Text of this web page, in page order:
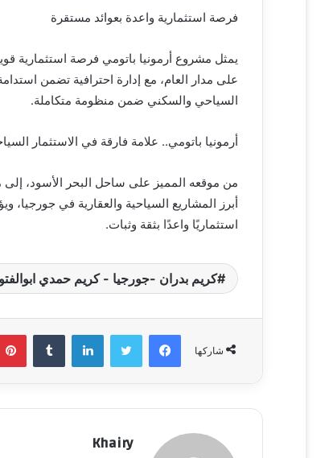
فرصة استثمارية واعدة بعوائد مستقرة
يمثل مشروع أرمونيا باتومي فرصة استثمارية
على مدار العام، مع إدارة احترافية تضمن
السياحي والسكني ضمن منظومة متكاملة.
أرمونيا باتومي.. علامة فارقة في الاستثمار
من موقعه المميز على ساحل البحر الأسود، إلى
أبرز المشاريع السياحية والعقارية في
استثماريًا واعدًا بثقة وثبات.
كريم بدران -جورجيا - كريم حمدي
شاركها
فيسبوك تويتر لينكدإن ‏Tumblr
Khairy